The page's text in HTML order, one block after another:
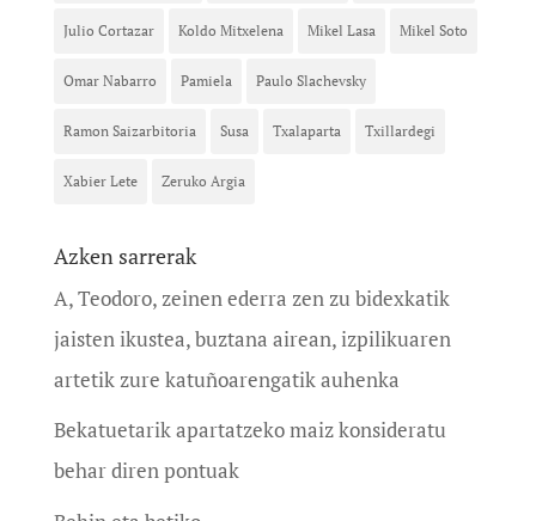
Julio Cortazar Koldo Mitxelena Mikel Lasa Mikel Soto
Omar Nabarro Pamiela Paulo Slachevsky
Ramon Saizarbitoria Susa Txalaparta Txillardegi
Xabier Lete Zeruko Argia
Azken sarrerak
A, Teodoro, zeinen ederra zen zu bidexkatik
jaisten ikustea, buztana airean, izpilikuaren
artetik zure katuñoarengatik auhenka
Bekatuetarik apartatzeko maiz konsideratu
behar diren pontuak